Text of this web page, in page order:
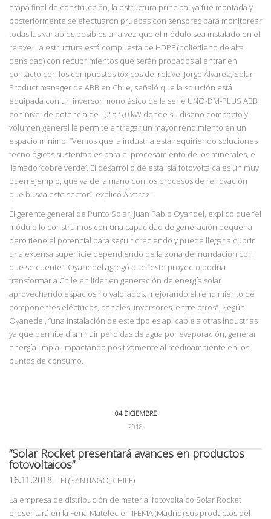
etapa final de construcción, la estructura principal ya fue montada y
posteriormente se efectuaron pruebas con sensores para monitorear
todas las variables posibles una vez que el módulo sea instalado en el
relave. La estructura está compuesta de HDPE (polietileno de alta
densidad) con recubrimientos que serán probados al entrar en
contacto con los compuestos tóxicos del relave. Jorge Álvarez, Solar
Product manager de ABB en Chile, señaló que la solución está
equipada con un inversor monofásico de la serie UNO-DM-PLUS ABB
con nivel de potencia de 1,2 a 5,0 kW donde su diseño compacto y
volumen general le permite entregar un mayor rendimiento en un
espacio mínimo. “Vemos que la industria está requiriendo soluciones
tecnológicas sustentables para el procesamiento de los minerales, el
llamado ‘cobre verde’. El desarrollo de esta isla fotovoltaica es un muy
buen ejemplo, que va de la mano con los procesos de renovación
que busca este sector”, explicó Álvarez.
El gerente general de Punto Solar, Juan Pablo Oyandel, explicó que “el
módulo lo construimos con una capacidad de generación pequeña
pero tiene el potencial para seguir creciendo y puede llegar a cubrir
una extensa superficie dependiendo de la zona de inundación con
que se cuente”. Oyanedel agregó que “este proyecto podría
transformar a Chile en líder en generación de energía solar
aprovechando espacios no valorados, mejorando el rendimiento de
componentes eléctricos, paneles, inversores, entre otros”. Según
Oyanedel, “una instalación de este tipo es aplicable a otras industrias
ya que permite disminuir pérdidas de agua por evaporación, generar
energía limpia, impactando positivamente al medioambiente en los
puntos de consumo.
04 DICIEMBRE
2018
“Solar Rocket presentará avances en productos
fotovoltaicos”
16.11.2018 – EI (SANTIAGO, CHILE)
La empresa de distribución de material fotovoltaico Solar Rocket
presentará en la Feria Matelec en IFEMA (Madrid) sus productos del